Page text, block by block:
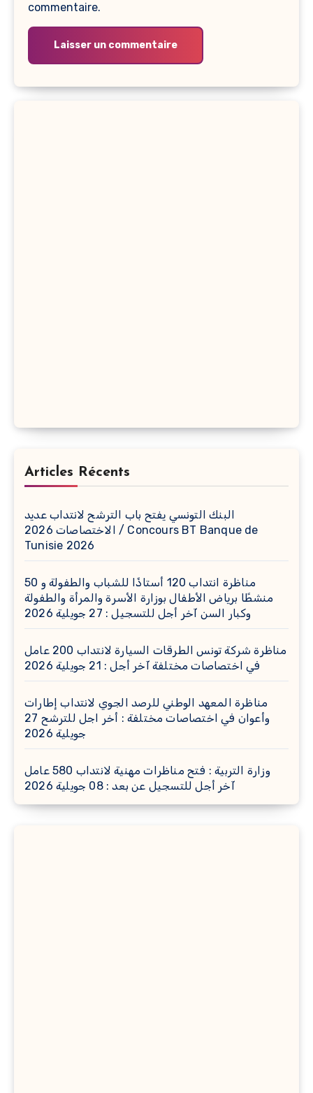
commentaire.
Articles Récents
البنك التونسي يفتح باب الترشح لانتداب عديد
الاختصاصات 2026 / Concours BT Banque de
Tunisie 2026
مناظرة انتداب 120 أستاذًا للشباب والطفولة و 50
منشطًا برياض الأطفال بوزارة الأسرة والمرأة والطفولة
وكبار السن آخر أجل للتسجيل : 27 جويلية 2026
مناظرة شركة تونس الطرقات السيارة لانتداب 200 عامل
في اختصاصات مختلفة آخر أجل : 21 جويلية 2026
مناظرة المعهد الوطني للرصد الجوي لانتداب إطارات
وأعوان في اختصاصات مختلفة : أخر اجل للترشح 27
جويلية 2026
وزارة التربية : فتح مناظرات مهنية لانتداب 580 عامل
آخر أجل للتسجيل عن بعد : 08 جويلية 2026